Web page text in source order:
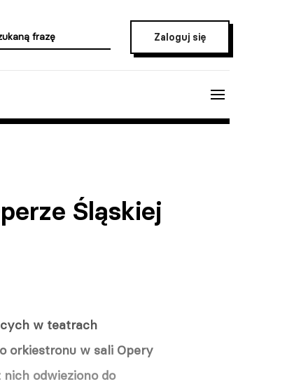
Zaloguj się
Śląskiej
w teatrach
orkiestronu w sali Opery
odwieziono do